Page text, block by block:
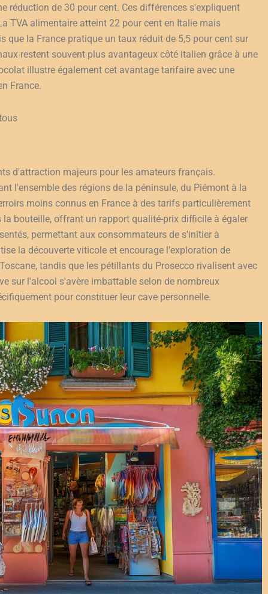
réduction de 30 pour cent. Ces différences s'expliquent
TVA alimentaire atteint 22 pour cent en Italie mais
la France pratique un taux réduit de 5,5 pour cent sur
restent souvent plus avantageux côté italien grâce à une
illustre également cet avantage tarifaire avec une
France.
d'attraction majeurs pour les amateurs français.
l'ensemble des régions de la péninsule, du Piémont à la
moins connus en France à des tarifs particulièrement
bouteille, offrant un rapport qualité-prix difficile à égaler
permettant aux consommateurs de s'initier à
la découverte viticole et encourage l'exploration de
tandis que les pétillants du Prosecco rivalisent avec
sur l'alcool s'avère imbattable selon de nombreux
pour constituer leur cave personnelle.